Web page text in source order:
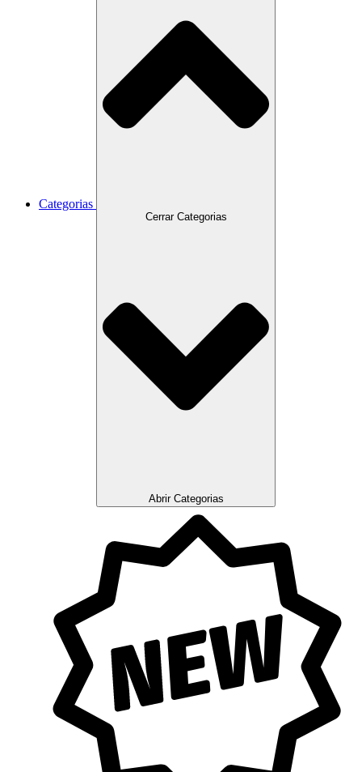
Categorias
Cerrar Categorias
Abrir Categorias